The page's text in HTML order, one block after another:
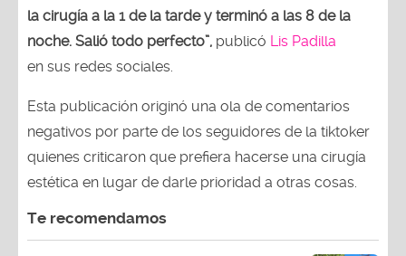
la cirugía a la 1 de la tarde y terminó a las 8 de la
noche. Salió todo perfecto”, publicó Lis Padilla
en sus redes sociales.
Esta publicación originó una ola de comentarios
negativos por parte de los seguidores de la tiktoker
quienes criticaron que prefiera hacerse una cirugía
estética en lugar de darle prioridad a otras cosas.
Te recomendamos